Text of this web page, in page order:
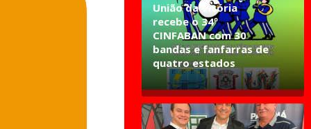
União da Vitória
recebe o 34º
CINFABAN com 30
bandas e fanfarras de
quatro estados